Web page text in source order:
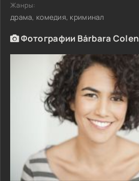
Жанры:
драма, комедия, криминал
Фотографии Bárbara Colen